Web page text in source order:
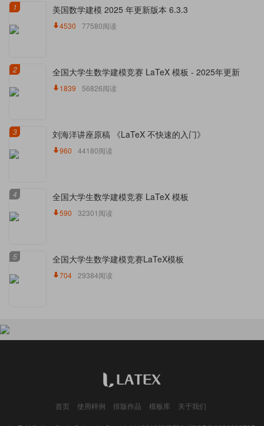
1 美国数学建模 2025 年更新版本 6.3.3
4530 77580阅读
2 全国大学生数学建模竞赛 LaTeX 模板 - 2025年更新
1839 56826阅读
3 刘海洋讲座原稿 《LaTeX 不快速的入门》
960 44180阅读
4 全国大学生数学建模竞赛 LaTeX 模板
590 32301阅读
5 全国大学生数学建模竞赛LaTeX模板
704 29384阅读
首页 使用样例 排版作品 模板库 关于我们